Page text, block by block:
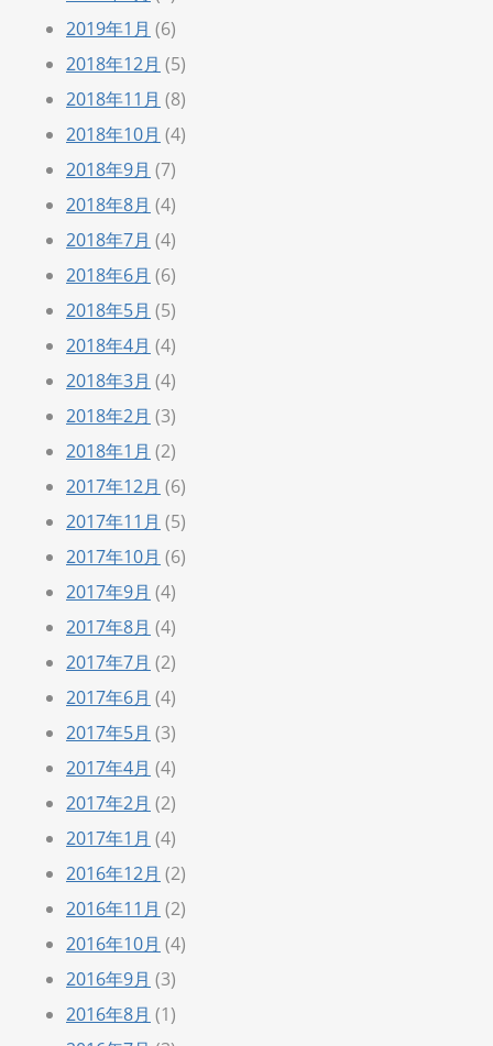
2019年1月 (6)
2018年12月 (5)
2018年11月 (8)
2018年10月 (4)
2018年9月 (7)
2018年8月 (4)
2018年7月 (4)
2018年6月 (6)
2018年5月 (5)
2018年4月 (4)
2018年3月 (4)
2018年2月 (3)
2018年1月 (2)
2017年12月 (6)
2017年11月 (5)
2017年10月 (6)
2017年9月 (4)
2017年8月 (4)
2017年7月 (2)
2017年6月 (4)
2017年5月 (3)
2017年4月 (4)
2017年2月 (2)
2017年1月 (4)
2016年12月 (2)
2016年11月 (2)
2016年10月 (4)
2016年9月 (3)
2016年8月 (1)